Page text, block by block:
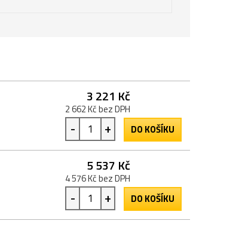
3 221 Kč
2 662 Kč bez DPH
- + DO KOŠÍKU
5 537 Kč
4 576 Kč bez DPH
- + DO KOŠÍKU